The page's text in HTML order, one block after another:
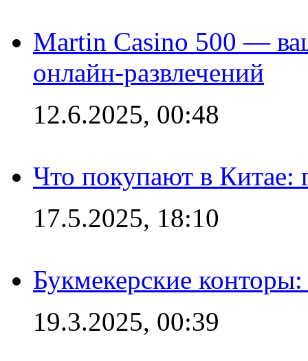
Martin Casino 500 —
онлайн-развлечений
12.6.2025, 00:48
Что покупают в Китае:
17.5.2025, 18:10
Букмекерские
19.3.2025, 00:39